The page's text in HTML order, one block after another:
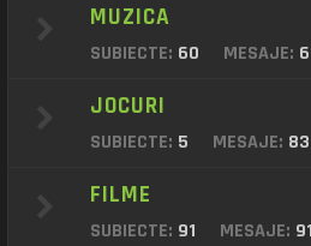
MUZICA
SUBIECTE: 60 MESAJE:
JOCURI
SUBIECTE: 5 MESAJE: 83
FILME
SUBIECTE: 91 MESAJE: 91